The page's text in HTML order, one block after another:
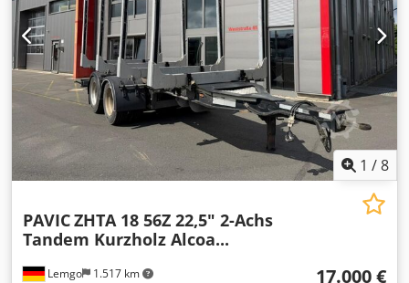
1 /8
Lemgo 1.517 km
PAVICZHTA 18 56Z 22,5" 2-Achs
Tandem Kurzholz Alcoa...
17.000 €